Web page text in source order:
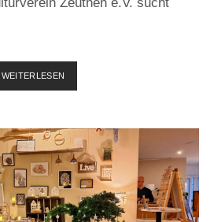
WEITERLESEN
SUCHEN